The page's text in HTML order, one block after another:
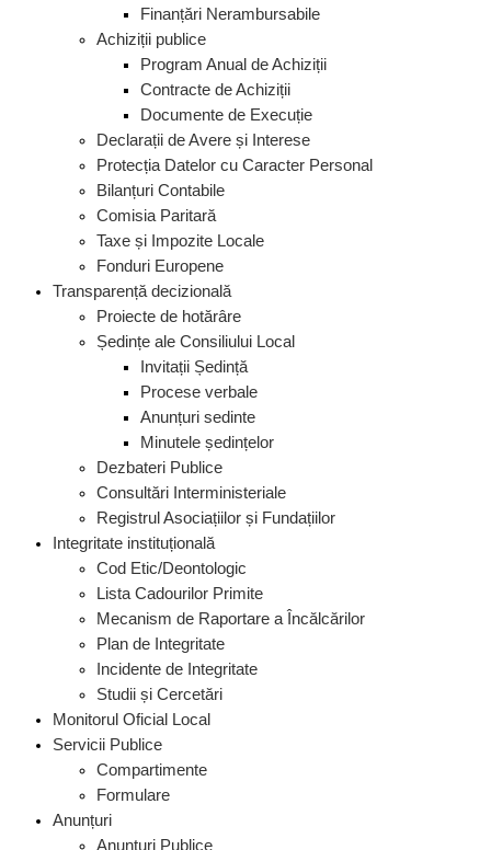
Finanțări Nerambursabile
Achiziții publice
Program Anual de Achiziții
Contracte de Achiziții
Documente de Execuție
Declarații de Avere și Interese
Protecția Datelor cu Caracter Personal
Bilanțuri Contabile
Comisia Paritară
Taxe și Impozite Locale
Fonduri Europene
Transparență decizională
Proiecte de hotărâre
Ședințe ale Consiliului Local
Invitații Ședință
Procese verbale
Anunțuri sedinte
Minutele ședințelor
Dezbateri Publice
Consultări Interministeriale
Registrul Asociațiilor și Fundațiilor
Integritate instituțională
Cod Etic/Deontologic
Lista Cadourilor Primite
Mecanism de Raportare a Încălcărilor
Plan de Integritate
Incidente de Integritate
Studii și Cercetări
Monitorul Oficial Local
Servicii Publice
Compartimente
Formulare
Anunțuri
Anunțuri Publice